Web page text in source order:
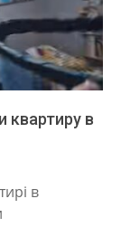
квартиру в
в